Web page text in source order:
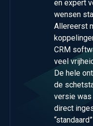
en expert
wensen
Allereerst
CRM
veel
De hele
de
versie was
direct